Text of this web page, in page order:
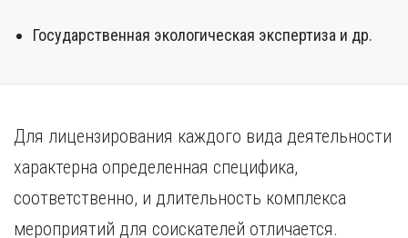
Государственная экологическая экспертиза и др.
Для лицензирования каждого вида деятельности
характерна определенная специфика,
соответственно, и длительность комплекса
мероприятий для соискателей отличается.